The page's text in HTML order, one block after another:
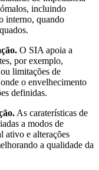
incluindo
interno, quando
O SIA apoia a
por exemplo,
limitações de
o envelhecimento
definidas.
As caraterísticas de
a modos de
ativo e alterações
a qualidade da